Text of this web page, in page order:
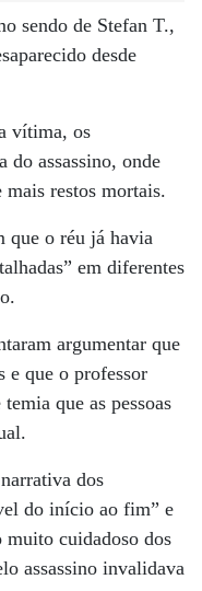
sendo de Stefan T.,
desde
vítima, os
do assassino, onde
mais restos mortais.
que o réu já havia
em diferentes
argumentar que
e que o professor
que as pessoas
dos
do início ao fim” e
muito cuidadoso dos
assassino invalidava